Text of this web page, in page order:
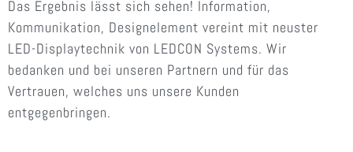
Das Ergebnis lässt sich sehen! Information,
Kommunikation, Designelement vereint mit neuster
LED-Displaytechnik von LEDCON Systems. Wir
bedanken und bei unseren Partnern und für das
Vertrauen, welches uns unsere Kunden
entgegenbringen.